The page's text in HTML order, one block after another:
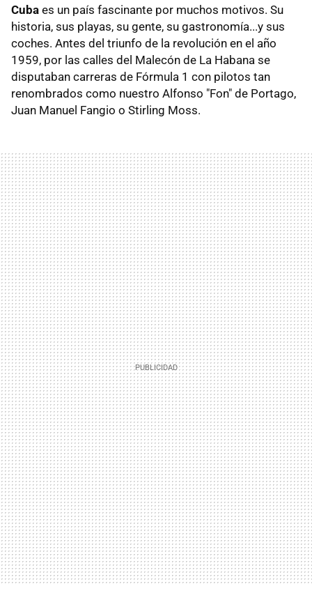
Cuba es un país fascinante por muchos motivos. Su
historia, sus playas, su gente, su gastronomía...y sus
coches. Antes del triunfo de la revolución en el año
1959, por las calles del Malecón de La Habana se
disputaban carreras de Fórmula 1 con pilotos tan
renombrados como nuestro Alfonso "Fon" de Portago,
Juan Manuel Fangio o Stirling Moss.